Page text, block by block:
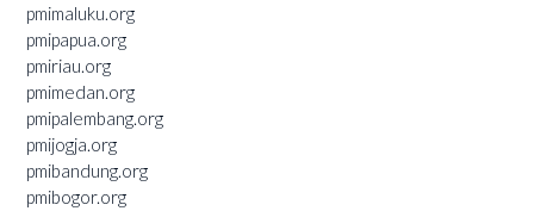
pmimaluku.org
pmipapua.org
pmiriau.org
pmimedan.org
pmipalembang.org
pmijogja.org
pmibandung.org
pmibogor.org